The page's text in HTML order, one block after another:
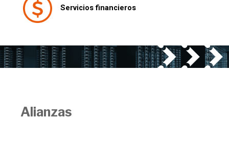
Servicios financieros
Alianzas